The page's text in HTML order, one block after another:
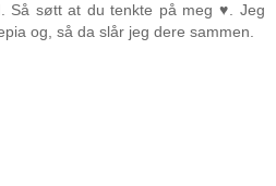
Så søtt at du tenkte på meg ♥. Jeg
og, så da slår jeg dere sammen.